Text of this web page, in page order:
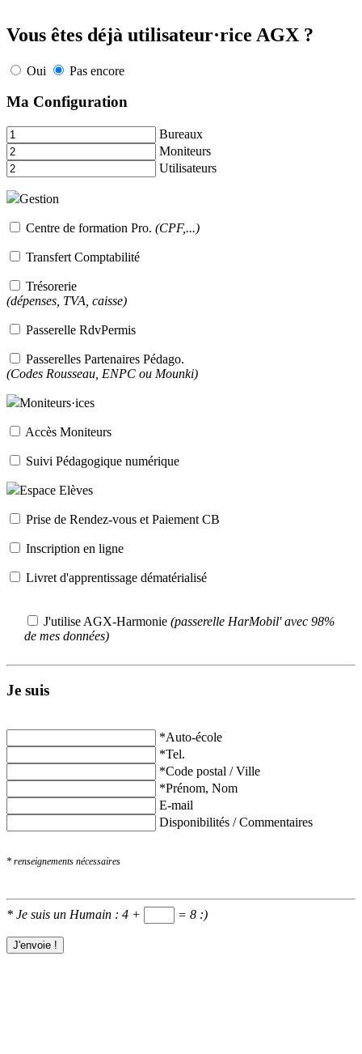
Vous êtes déjà utilisateur·rice AGX ?
Oui Pas encore
Ma Configuration
Bureaux
Moniteurs
Utilisateurs
Gestion
Centre de formation Pro. (CPF,...)
Transfert Comptabilité
Trésorerie
(dépenses, TVA, caisse)
Passerelle RdvPermis
Passerelles Partenaires Pédago.
(Codes Rousseau, ENPC ou Mounki)
Moniteurs·ices
Accès Moniteurs
Suivi Pédagogique numérique
Espace Elèves
Prise de Rendez-vous et Paiement CB
Inscription en ligne
Livret d'apprentissage dématérialisé
J'utilise AGX-Harmonie (passerelle HarMobil' avec 98%
de mes données)
Je suis
*Auto-école
*Tel.
*Code postal / Ville
*Prénom, Nom
E-mail
Disponibilités / Commentaires
* renseignements nécessaires
* Je suis un Humain : 4 + = 8 :)